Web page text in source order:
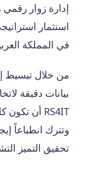
إدارة زوار
استثمار
في المملكة
من خلال تبسيط
بيانات دقيقة
RS4IT أن تكون كل عملية
تحقيق التميز